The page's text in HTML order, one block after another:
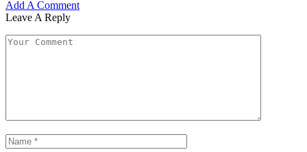
Add A Comment
Leave A Reply